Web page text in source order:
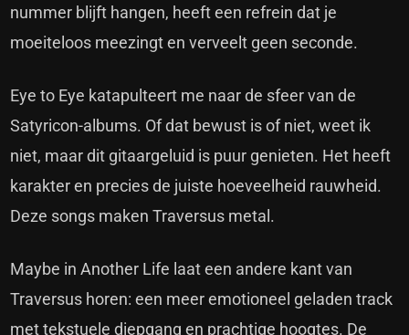
nummer blijft hangen, heeft een refrein dat je
moeiteloos meezingt en verveelt geen seconde.
Eye to Eye katapulteert me naar de sfeer van de
Satyricon-albums. Of dat bewust is of niet, weet ik
niet, maar dit gitaargeluid is puur genieten. Het heeft
karakter en precies de juiste hoeveelheid rauwheid.
Deze songs maken Traversus metal.
Maybe in Another Life laat een andere kant van
Traversus horen: een meer emotioneel geladen track
met tekstuele diepgang en prachtige hoogtes. De